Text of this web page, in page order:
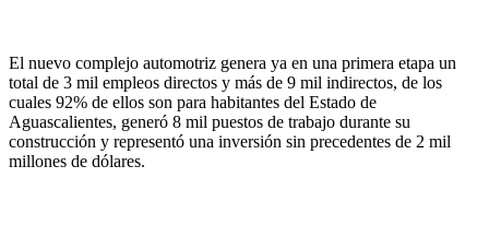
El nuevo complejo automotriz genera ya en una primera etapa un
total de 3 mil empleos directos y más de 9 mil indirectos, de los
cuales 92% de ellos son para habitantes del Estado de
Aguascalientes, generó 8 mil puestos de trabajo durante su
construcción y representó una inversión sin precedentes de 2 mil
millones de dólares.